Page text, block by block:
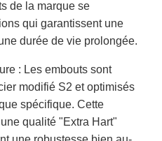
de la marque se
qui garantissent une
durée de vie prolongée.
: Les embouts sont
modifié S2 et optimisés
spécifique. Cette
qualité "Extra Hart"